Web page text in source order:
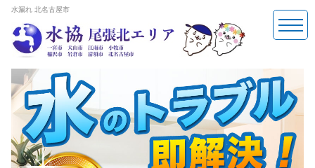
水漏れ 北名古屋市